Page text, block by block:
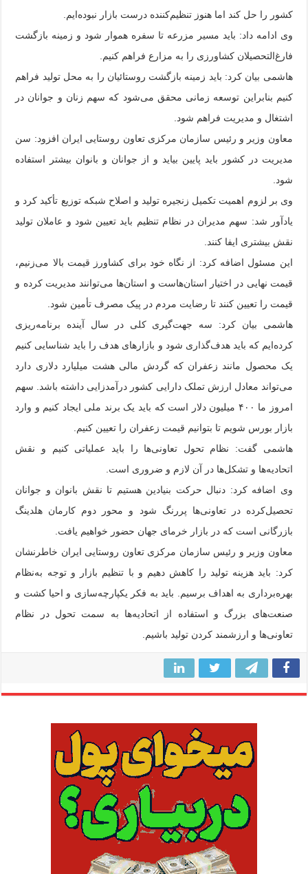
کشور را حل کند اما هنوز تنظیم‌کننده درست بازار نبوده‌ایم.
وی ادامه داد: باید مسیر مزرعه تا سفره هموار شود و زمینه بازگشت
فارغ‌التحصیلان کشاورزی را به مزارع فراهم کنیم.
هاشمی بیان کرد: باید زمینه بازگشت روستائیان را به محل تولید فراهم
کنیم بنابراین توسعه زمانی محقق می‌شود که سهم زنان و جوانان در
اشتغال و مدیریت فراهم شود.
معاون وزیر و رئیس سازمان مرکزی تعاون روستایی ایران افزود: سن
مدیریت در کشور باید پایین بیاید و از جوانان و بانوان بیشتر استفاده
شود.
وی بر لزوم اهمیت تکمیل زنجیره تولید و اصلاح شبکه توزیع تأکید کرد و
یادآور شد: سهم مدیران در نظام تنظیم باید تعیین شود و عاملان تولید
نقش بیشتری ایفا کنند.
این مسئول اضافه کرد: از نگاه خود برای کشاورز قیمت بالا می‌زنیم،
قیمت نهایی در اختیار استان‌هاست و استان‌ها می‌توانند مدیریت کرده و
قیمت را تعیین کنند تا رضایت مردم در پیک مصرف تأمین شود.
هاشمی بیان کرد: سه جهت‌گیری کلی در سال آینده برنامه‌ریزی
کرده‌ایم که باید هدف‌گذاری شود و بازارهای هدف را باید شناسایی کنیم
یک محصول مانند زعفران که گردش مالی هشت میلیارد دلاری دارد
می‌تواند معادل ارزش تملک دارایی کشور درآمدزایی داشته باشد. سهم
امروز ما ۴۰۰ میلیون دلار است که باید یک برند ملی ایجاد کنیم و وارد
بازار بورس شویم تا بتوانیم قیمت زعفران را تعیین کنیم.
هاشمی گفت: نظام تحول تعاونی‌ها را باید عملیاتی کنیم و نقش
اتحادیه‌ها و تشکل‌ها در آن لازم و ضروری است.
وی اضافه کرد: دنبال حرکت بنیادین هستیم تا نقش بانوان و جوانان
تحصیل‌کرده در تعاونی‌ها پررنگ شود و محور دوم کارمان هلدینگ
بازرگانی است که در بازار خرمای جهان حضور خواهیم یافت.
معاون وزیر و رئیس سازمان مرکزی تعاون روستایی ایران خاطرنشان
کرد: باید هزینه تولید را کاهش دهیم و با تنظیم بازار و توجه به‌نظام
بهره‌برداری به اهداف برسیم. باید به فکر یکپارچه‌سازی و احیا کشت و
صنعت‌های بزرگ و استفاده از اتحادیه‌ها به سمت تحول در نظام
تعاونی‌ها و ارزشمند کردن تولید باشیم.